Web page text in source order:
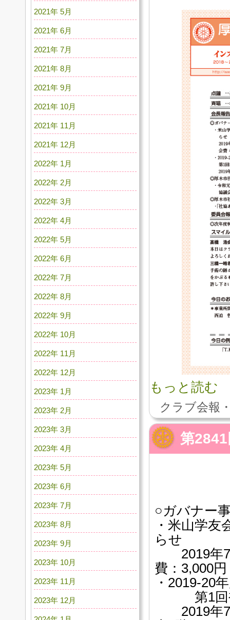
もっと読む
クラブ会報
第
○ガバナー
・米山学
らせ
2019年7
費：3,000円
・2019-20
第1回補
2019年7
2021年 5月
2021年 6月
2021年 7月
2021年 8月
2021年 9月
2021年 10月
2021年 11月
2021年 12月
2022年 1月
2022年 2月
2022年 3月
2022年 4月
2022年 5月
2022年 6月
2022年 7月
2022年 8月
2022年 9月
2022年 10月
2022年 11月
2022年 12月
2023年 1月
2023年 2月
2023年 3月
2023年 4月
2023年 5月
2023年 6月
2023年 7月
2023年 8月
2023年 9月
2023年 10月
2023年 11月
2023年 12月